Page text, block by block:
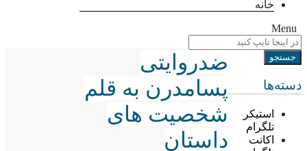
خانه
Menu
دسته‌ها
استیکر
تلگرام
اکانت
ضدروایتی
پسامدرن به قلم
شخصیت های
داستان